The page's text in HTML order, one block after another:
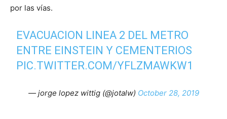
por las vías.
EVACUACION LINEA 2 DEL METRO
ENTRE EINSTEIN Y CEMENTERIOS
PIC.TWITTER.COM/YFLZMAWKW1
— jorge lopez wittig (@jotalw) October 28, 2019